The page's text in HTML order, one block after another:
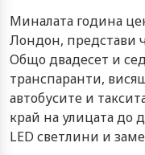
Миналата година
Лондон, представи
Общо двадесет и
транспаранти,
автобусите и
край на улицата до
LED светлини и